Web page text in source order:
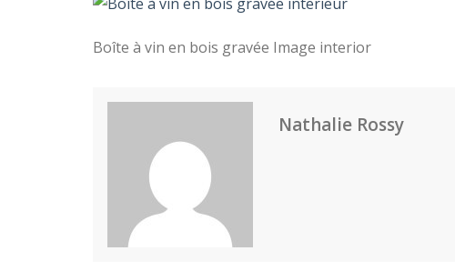
Boîte à vin en bois gravée Image interior
Nathalie Rossy